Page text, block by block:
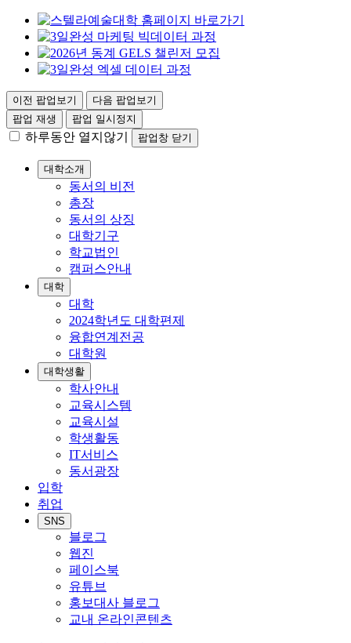
이전 팝업보기
다음 팝업보기
팝업 재생
팝업 일시정지
하루동안 열지않기 팝업창 닫기
대학소개
동서의 비전
총장
동서의 상징
대학기구
학교법인
캠퍼스안내
대학
대학
2024학년도 대학편제
융합연계전공
대학원
대학생활
학사안내
교육시스템
교육시설
학생활동
IT서비스
동서광장
입학
취업
SNS
블로그
웹진
페이스북
유튜브
홍보대사 블로그
교내 온라인콘텐츠